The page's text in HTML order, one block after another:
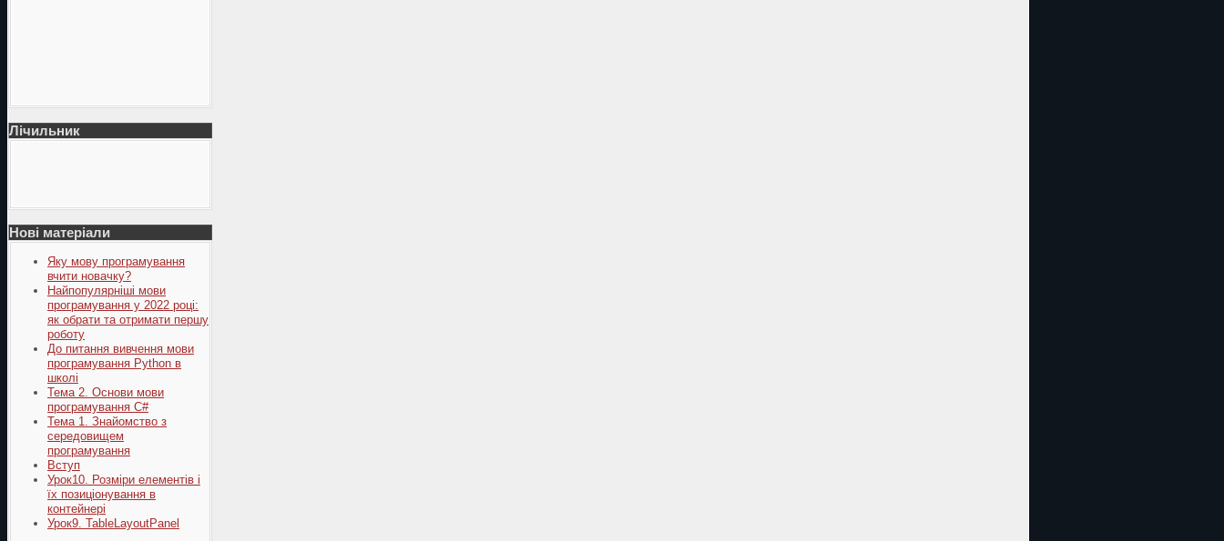
Лічильник
Нові матеріали
Яку мову програмування
вчити новачку?
Найпопулярніші мови
програмування у 2022 році:
як обрати та отримати першу
роботу
До питання вивчення мови
програмування Python в
школі
Тема 2. Основи мови
програмування C#
Тема 1. Знайомство з
середовищем
програмування
Вступ
Урок10. Розміри елементів і
їх позиціонування в
контейнері
Урок9. TableLayoutPanel